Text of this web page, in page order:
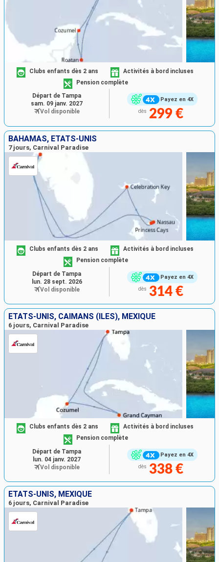
Payez en 4X
Clubs enfants dès 2 ans
Activités à bord incluses
Pension complète
dès 299 €
Départ de Tampa
sam. 09 janv. 2027
Vol disponible
BAHAMAS, ÉTATS-UNIS
7 jours, Carnival Paradise
Payez en 4X
Clubs enfants dès 2 ans
Activités à bord incluses
Pension complète
dès 314 €
Départ de Tampa
lun. 28 sept. 2026
Vol disponible
ÉTATS-UNIS, CAÏMANS (ÎLES), MEXIQUE
6 jours, Carnival Paradise
Payez en 4X
Clubs enfants dès 2 ans
Activités à bord incluses
Pension complète
dès 338 €
Départ de Tampa
lun. 04 janv. 2027
Vol disponible
ÉTATS-UNIS, MEXIQUE
6 jours, Carnival Paradise